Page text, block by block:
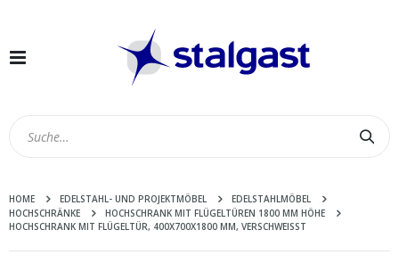
Navigation
HOME EDELSTAHL- UND PROJEKTMÖBEL
EDELSTAHLMÖBEL
HOCHSCHRÄNKE
HOCHSCHRANK MIT FLÜGELTÜREN 1800 MM HÖHE
HOCHSCHRANK MIT FLÜGELTÜR, 400X700X1800 MM, VERSCHWEISST